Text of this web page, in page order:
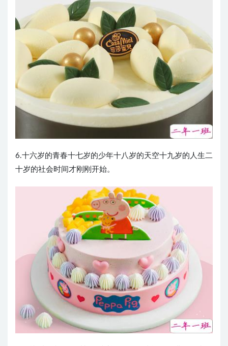
6.十六岁的青春十七岁的少年十八岁的天空十九岁的人生二
十岁的社会时间才刚刚开始。